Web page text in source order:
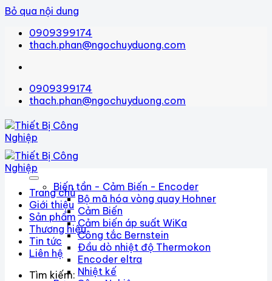
Bỏ qua nội dung
0909399174
thach.phan@ngochuyduong.com
0909399174
thach.phan@ngochuyduong.com
Trang chủ
Giới thiệu
Sản phẩm
Thương hiệu
Tin tức
Liên hệ
Tìm kiếm:
Biến tần - Cảm Biến - Encoder
Bộ mã hóa vòng quay Hohner
Cảm Biến
Cảm biến áp suất WiKa
Công tắc Bernstein
Đầu dò nhiệt độ Thermokon
Encoder eltra
Nhiệt kế